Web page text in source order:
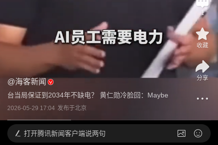
@海客新闻
台当局保证到2034年不缺电？ 黄仁勋冷脸回：Maybe
2026-05-29 17:04 发布于北京
1
收藏
分享
打开腾讯新闻客户端说两句